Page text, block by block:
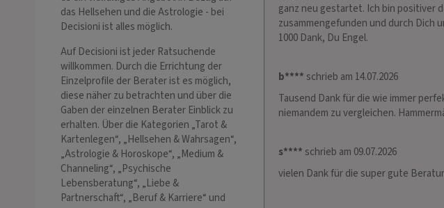
das Hellsehen und die Astrologie - bei
Decisioni ist alles möglich.
Auf Decisioni ist jeder Ratsuchende
willkommen. Durch die Errichtung der
Einzelprofile der Berater ist es möglich,
diese näher zu betrachten und über die
Gaben der einzelnen Berater Einblick zu
erhalten. Über die Kategorien „Tarot &
Kartenlegen“, „Hellsehen & Wahrsagen“,
„Astrologie & Horoskope“, „Medium &
Channeling“, „Psychische
Lebensberatung“, „Liebe &
Partnerschaft“, „Beruf & Karriere“ und
ganz neu gestartet. Ich bin positiver
zusammengefunden und durch Dich
1000 Dank, Du Engel.
b****schrieb am 14.07.2026
Tausend Dank für die wie immer
niemandem zu vergleichen.
s****schrieb am 09.07.2026
vielen Dank für die super gute